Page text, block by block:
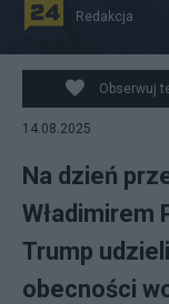
Redakcja
Obserwuj
14.08.2025
Na dzień
Władimirem
Trump
obecności